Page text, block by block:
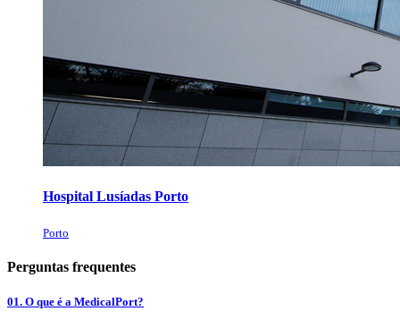
Hospital Lusíadas Porto
Porto
Perguntas frequentes
01. O que é a MedicalPort?